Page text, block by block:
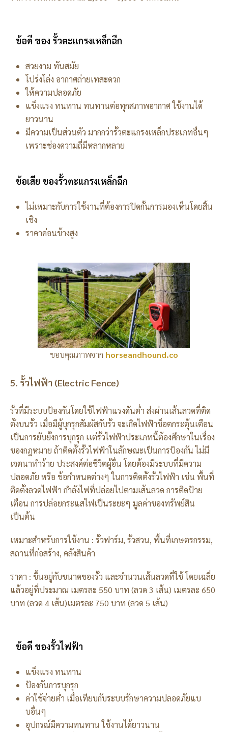
ข้อดี ของ รั้วตะแกรงเหล็กฉีก
สวยงาม ทันสมัย
โปร่งโล่ง อากาศถ่ายเทสะดวก
ให้ความปลอดภัย
แข็งแรง ทนทาน ทนทานต่อทุกสภาพอากาศ ใช้งานได้
ยาวนาน
มีความเป็นส่วนตัว มากกว่ารั้วตะแกรงเหล็กประเภทอื่นๆ
เพราะช่องความถี่มีหลากหลาย
ข้อเสีย ของรั้วตะแกรงเหล็กฉีก
ไม่เหมาะกับการใช้งานที่ต้องการปิดกั้นการมองเห็นโดยสิ้น
เชิง
ราคาค่อนข้างสูง
ขอบคุณภาพจาก horseandhound.co
5. รั้วไฟฟ้า (Electric Fence)
รั้วที่มีระบบป้องกันโดยใช้ไฟฟ้าแรงดันต่ำ ส่งผ่านเส้นลวดที่ติด
ตั้งบนรั้ว เมื่อมีผู้บุกรุกสัมผัสกับรั้ว จะเกิดไฟฟ้าช็อตกระตุ้นเตือน
เป็นการยับยั้งการบุกรุก เเต่รั้วไฟฟ้าประเภทนี้ต้องศึกษาในเรื่อง
ของกฎหมาย ถ้าติดตั้งรั้วไฟฟ้าในลักษณะเป็นการป้องกัน ไม่มี
เจตนาทำร้าย ประสงค์ต่อชีวิตผู้อื่น โดยต้องมีระบบที่มีความ
ปลอดภัย หรือ ข้อกำหนดต่างๆ ในการติดตั้งรั้วไฟฟ้า เช่น พื้นที่
ติดตั้งลวดไฟฟ้า กำลังไฟที่ปล่อยไปตามเส้นลวด การติดป้าย
เตือน การปล่อยกระแสไฟเป็นระยะๆ มูลค่าของทรัพย์สิน
เป็นต้น
เหมาะสำหรับการใช้งาน : รั้วฟาร์ม, รั้วสวน, พื้นที่เกษตรกรรม,
สถานที่ก่อสร้าง, คลังสินค้า
ราคา : ขึ้นอยู่กับขนาดของรั้ว และจำนวนเส้นลวดที่ใช้ โดยเฉลี่ย
แล้วอยู่ที่ประมาณ เมตรละ 550 บาท (ลวด 3 เส้น) เมตรละ 650
บาท (ลวด 4 เส้น)เมตรละ 750 บาท (ลวด 5 เส้น)
ข้อดี ของรั้วไฟฟ้า
แข็งแรง ทนทาน
ป้องกันการบุกรุก
ค่าใช้จ่ายต่ำ เมื่อเทียบกับระบบรักษาความปลอดภัยแบ
บอื่นๆ
อุปกรณ์มีความทนทาน ใช้งานได้ยาวนาน